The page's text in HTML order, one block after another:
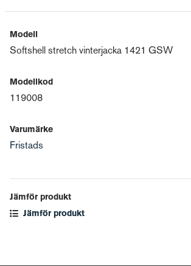
Modell
Softshell stretch vinterjacka 1421 GSW
Modellkod
119008
Varumärke
Fristads
Jämför produkt
Jämför produkt